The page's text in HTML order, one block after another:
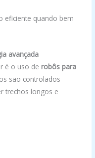
eficiente quando bem
avançada
é o uso de robôs para
são controlados
trechos longos e